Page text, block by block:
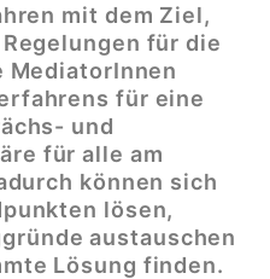
mit dem Ziel,
für die
für eine
und
für alle am
können sich
lösen,
austauschen
Lösung finden.